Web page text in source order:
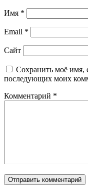
Имя *
Email *
Сайт
Сохранить моё имя,
последующих моих
Комментарий *